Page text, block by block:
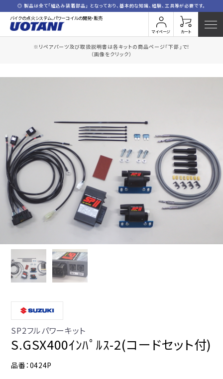
バイクの点火システム、パワーコイルの開発・販売
マイページ カート
◎ 製品は全て「組込み装着部品」 となっており、基本的な知識、経験、工具等が必要です。
※リペアパーツ及び取扱説明書は各キットの商品ページ「下部」で！
（画像をクリック）
全商品一覧 S.GSX400ｲﾝﾊﾟﾙｽ-2(コードセット付)
SP2フルパワーキット
S.GSX400ｲﾝﾊﾟﾙｽ-2(コードセット付)
品番：0424P